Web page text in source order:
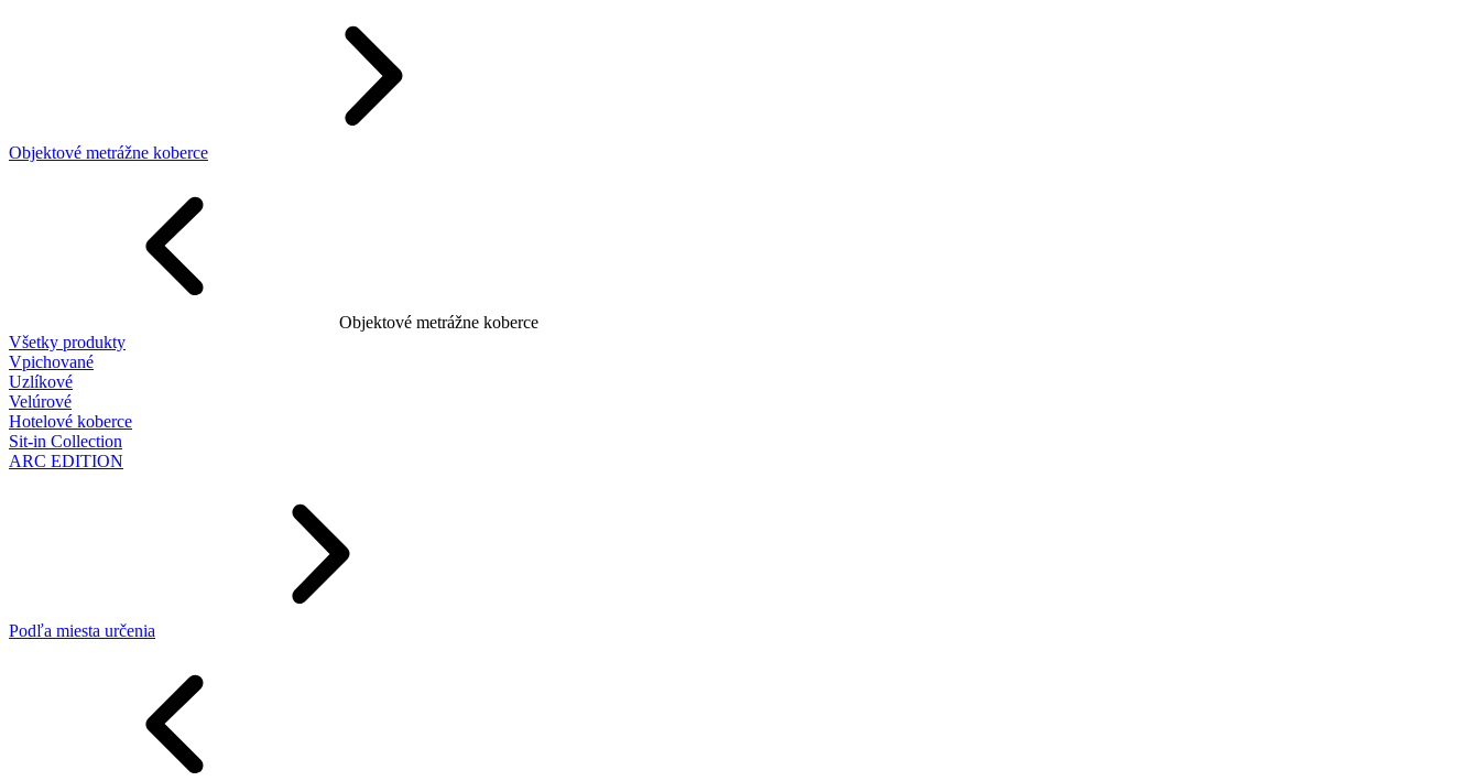
Objektové metrážne koberce
Objektové metrážne koberce
Všetky produkty
Vpichované
Uzlíkové
Velúrové
Hotelové koberce
Sit-in Collection
ARC EDITION
Podľa miesta určenia